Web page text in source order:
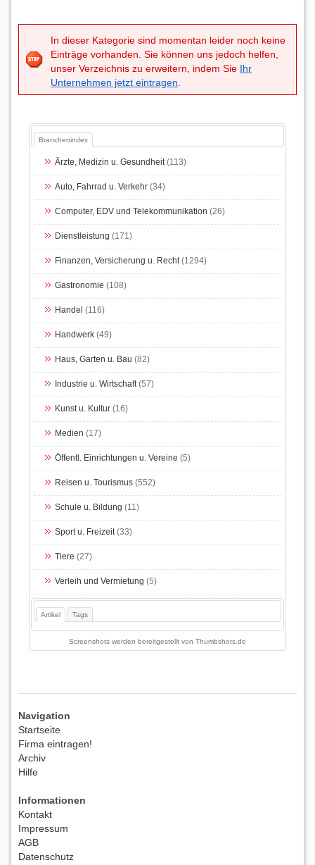
In dieser Kategorie sind momentan leider noch keine
Einträge vorhanden. Sie können uns jedoch helfen,
unser Verzeichnis zu erweitern, indem Sie Ihr
Unternehmen jetzt eintragen
Branchenindex
Ärzte, Medizin u. Gesundheit(113)
Auto, Fahrrad u. Verkehr (34)
Computer, EDV und Telekommunikation (26)
Dienstleistung (171)
Finanzen, Versicherung u. Recht(1294)
Gastronomie (108)
Handel (116)
Handwerk (49)
Haus, Garten u. Bau (82)
Industrie u. Wirtschaft(57)
Kunst u. Kultur (16)
Medien (17)
Öffentl. Einrichtungen u. Vereine (5)
Reisen u. Tourismus (552)
Schule u. Bildung (11)
Sport u. Freizeit(33)
Tiere (27)
Verleih und Vermietung (5)
Artikel Tags
Screenshots werden bereitgestellt von Thumbshots.de
Navigation
Startseite
Firma eintragen!
Archiv
Hilfe
Informationen
Kontakt
Impressum
AGB
Datenschutz